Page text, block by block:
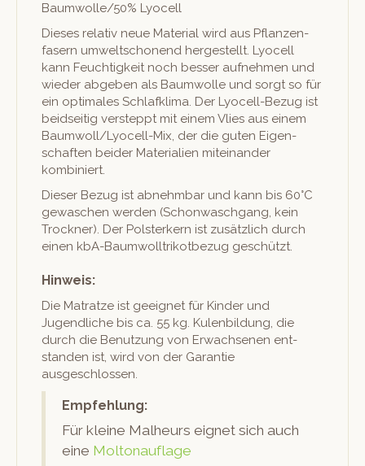
Baumwolle/50% Lyocell
Dieses rel­a­tiv neue Mate­r­i­al wird aus Pflanzen­
fasern umweltscho­nend hergestellt. Lyocell
kann Feuchtigkeit noch bess­er aufnehmen und
wieder abgeben als Baum­wolle und sorgt so für
ein opti­males Schlafk­li­ma. Der Lyocell-Bezug ist
bei­d­seit­ig ver­steppt mit einem Vlies aus einem
Baum­wol­l/­Ly­ocell-Mix, der die guten Eigen­
schaften bei­der Mate­ri­alien miteinan­der
kombiniert.
Dieser Bezug ist abnehm­bar und kann bis 60°C
gewaschen wer­den (Schon­waschgang, kein
Trock­n­er). Der Pol­sterk­ern ist zusät­zlich durch
einen kbA-Baum­woll­trikot­bezug geschützt.
Hinweis:
Die Matratze ist geeignet für Kinder und
Jugendliche bis ca. 55 kg. Kulen­bil­dung, die
durch die Benutzung von Erwach­se­nen ent­
standen ist, wird von der Garantie
ausgeschlossen.
Empfehlung:
Für kleine Mal­heurs eignet sich auch
eine Moltonau­flage